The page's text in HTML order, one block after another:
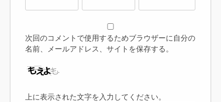
次回のコメントで使用するためブラウザーに自分の
名前、メールアドレス、サイトを保存する。
上に表示された文字を入力してください。